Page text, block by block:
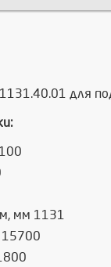
для
мм 1131
15700